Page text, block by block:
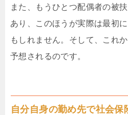
また、もうひとつ配偶者の被
あり、このほうが実際は最初
もしれません。そして、これ
予想されるのです。
自分自身の勤め先で社会保